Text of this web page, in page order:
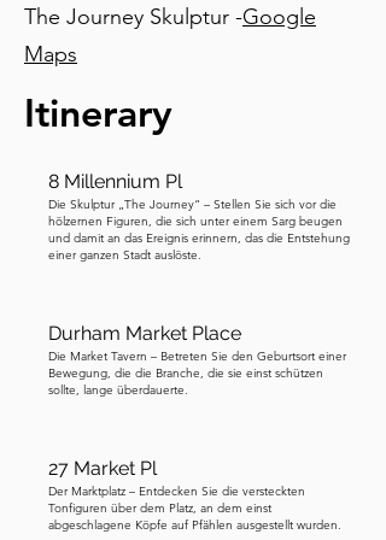
ducks“ nach ihm genannt werden,
wobei Cuddy der lokale Spitzname für
Cuthbert ist. Aber hier wird die
Geschichte seltsam. Elf Jahre nach
seinem Tod, als die angelsächsischen
seinen Körper perfekt erhalten. Kein
Skelett, sondern einen Körper, der laut
Berichten aussah, als ob er nur schliefe.
erneut bestätigt, und die Entdeckung
machte Cuthbert zum wichtigsten
Heiligen in England. Dann kamen die
Plünderer das Kloster in Lindisfarne an,
wo Cuthberts Körper aufbewahrt
wurde. Es war eines der
The Journey Skulptur -Google
Maps
Itinerary
8 Millennium Pl
Die Skulptur „The Journey“ – Stellen Sie sich vor die
hölzernen Figuren, die sich unter einem Sarg beugen
und damit an das Ereignis erinnern, das die Entstehung
einer ganzen Stadt auslöste.
Durham Market Place
Die Market Tavern – Betreten Sie den Geburtsort einer
Bewegung, die die Branche, die sie einst schützen
sollte, lange überdauerte.
27 Market Pl
Der Marktplatz – Entdecken Sie die versteckten
Tonfiguren über dem Platz, an dem einst
abgeschlagene Köpfe auf Pfählen ausgestellt wurden.